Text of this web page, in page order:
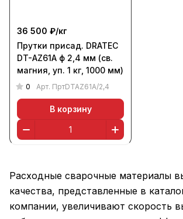
36 500 ₽/кг
Прутки присад. DRATEC
DT-AZ61A ф 2,4 мм (св.
магния, уп. 1 кг, 1000 мм)
0 Арт. ПртDTAZ61A/2,4
В корзину
Расходные сварочные материалы
качества, представленные в
компании, увеличивают скорость